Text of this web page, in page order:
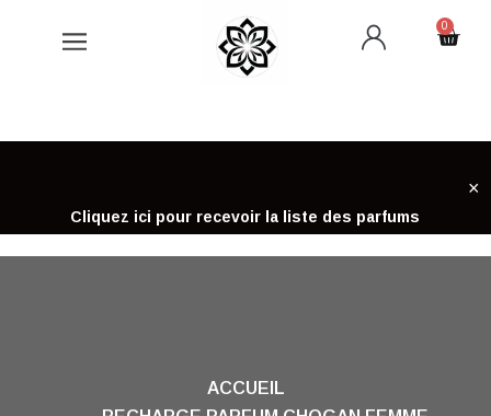
0
Cart
Cliquez ici pour recevoir la liste des parfums
×
ACCUEIL